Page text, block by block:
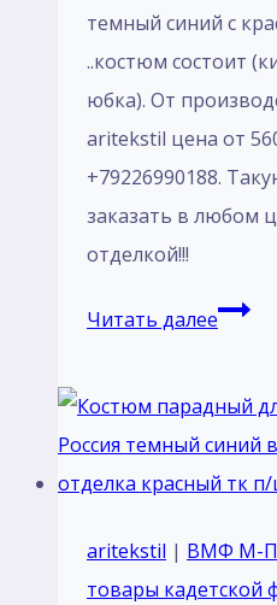
темный синий с
..костюм состоит
юбка). От
aritekstil цена от
+79226990188.
заказать в любом
отделкой!!!
Читать далееПошив
aritekstil | ВМФ М-П
товары кадетской